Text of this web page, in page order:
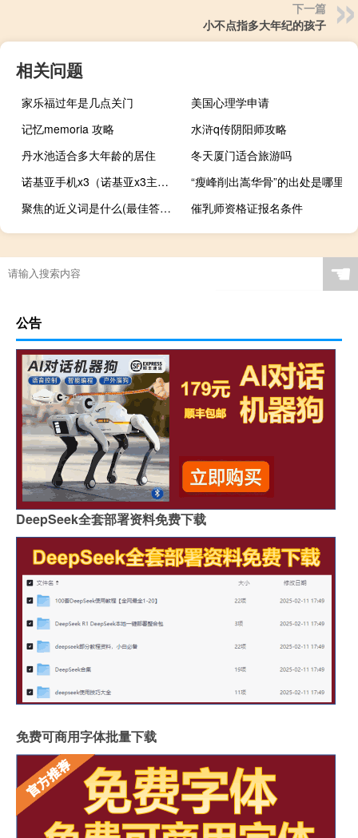
下一篇
小不点指多大年纪的孩子
相关问题
家乐福过年是几点关门
美国心理学申请
记忆memoria 攻略
水浒q传阴阳师攻略
丹水池适合多大年龄的居住
冬天厦门适合旅游吗
诺基亚手机x3（诺基亚x3主题）
“瘦峰削出嵩华骨”的出处是哪里
聚焦的近义词是什么(最佳答案)（聚焦的近义词）
催乳师资格证报名条件
☚
公告
DeepSeek全套部署资料免费下载
免费可商用字体批量下载